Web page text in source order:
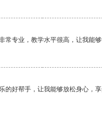
常专业，教学水平很高，让我能够
的好帮手，让我能够放松身心，享